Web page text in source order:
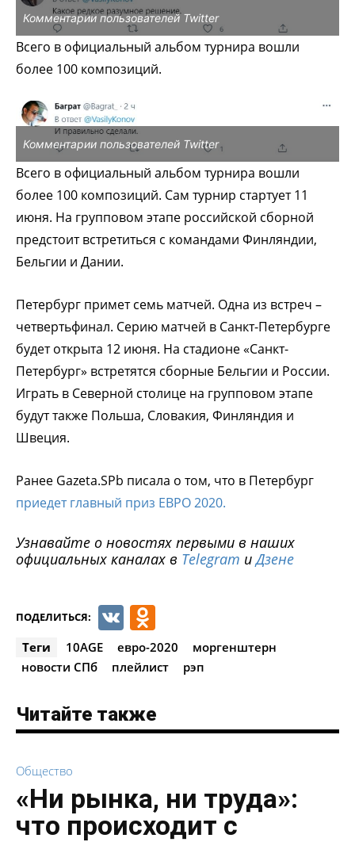
Комментарии пользователей Twitter
Всего в официальный альбом турнира вошли
более 100 композиций.
Комментарии пользователей Twitter
Всего в официальный альбом турнира вошли
более 100 композиций. Сам турнир стартует 11
июня. На групповом этапе российской сборной
предстоит встретиться с командами Финляндии,
Бельгии и Дании.
Петербург примет семь матчей. Одна из встреч –
четвертьфинал. Серию матчей в Санкт-Петербурге
будет открыта 12 июня. На стадионе «Санкт-
Петербург» встретятся сборные Бельгии и России.
Играть в Северной столице на групповом этапе
будут также Польша, Словакия, Финляндия и
Швеция.
Ранее Gazeta.SPb писала о том, что в Петербург
приедет главный приз ЕВРО 2020.
Узнавайте о новостях первыми в наших
официальных каналах в Telegram иДзене
ПОДЕЛИТЬСЯ: VK
Теги 10AGE евро-2020
моргенштерн
новости СПб
плейлист рэп
Читайте также
Общество
«Ни рынка, ни труда»:
что происходит с